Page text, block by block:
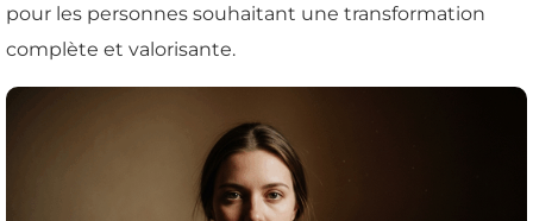
pour les personnes souhaitant une transformation
complète et valorisante.